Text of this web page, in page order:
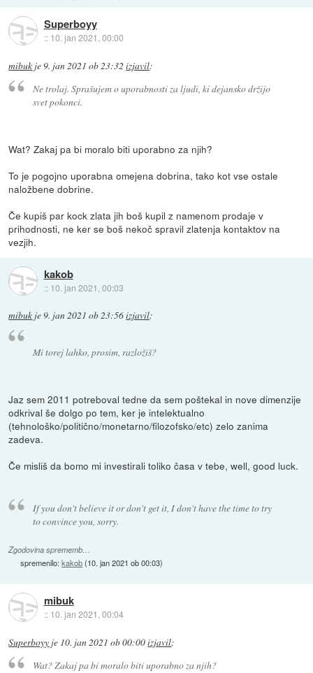
Superboyy
:: 10. jan 2021, 00:00
mibuk je9. jan 2021 ob 23:32 izjavil:
Ne trolaj. Sprašujem o uporabnosti za ljudi, ki dejansko držijo
svet pokonci.
Wat? Zakaj pa bi moralo biti uporabno za njih?
To je pogojno uporabna omejena dobrina, tako kot vse ostale
naložbene dobrine.
Če kupiš par kock zlata jih boš kupil z namenom prodaje v
prihodnosti, ne ker se boš nekoč spravil zlatenja kontaktov na
vezjih.
kakob
:: 10. jan 2021, 00:03
mibuk je9. jan 2021 ob 23:56izjavil:
Mi torej lahko, prosim, razložiš?
Jaz sem 2011 potreboval tedne da sem poštekal in nove dimenzije
odkrival še dolgo po tem, ker je intelektualno
(tehnološko/politično/monetarno/filozofsko/etc) zelo zanima
zadeva.
Če misliš da bomo mi investirali toliko časa v tebe, well, good luck.
If you don't believe it or don't get it, I don't have the time to try
to convince you, sorry.
Zgodovina sprememb…
spremenilo:kakob(10. jan 2021 ob 00:03)
mibuk
:: 10. jan 2021, 00:04
Superboyy je 10. jan 2021 ob 00:00izjavil:
Wat? Zakaj pa bi moralo biti uporabno za njih?